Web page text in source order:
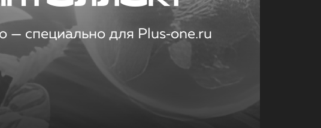
— специально для Plus‑one.ru